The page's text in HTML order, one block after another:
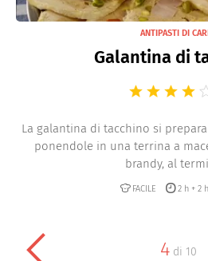
ANTIPASTI DI
Galantina di
La galantina di tacchino si
ponendole in una terrina a
brandy, al
FACILE 2 h + 2
4 di 10